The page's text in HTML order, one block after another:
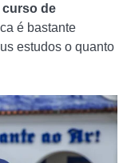
de
é bastante
estudos o quanto